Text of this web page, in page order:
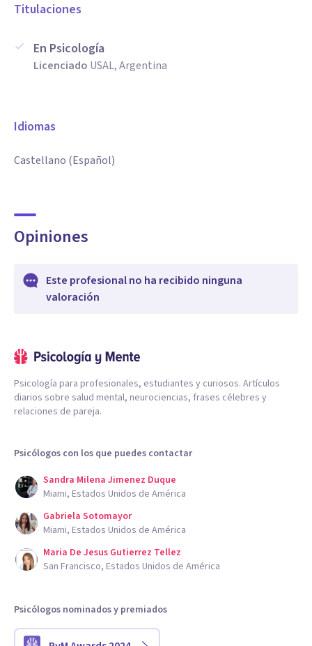
Titulaciones
En Psicología
Licenciado USAL, Argentina
Idiomas
Castellano (Español)
Opiniones
Este profesional no ha recibido ninguna
valoración
Psicología para profesionales, estudiantes y curiosos. Artículos
diarios sobre salud mental, neurociencias, frases célebres y
relaciones de pareja.
Psicólogos con los que puedes contactar
Sandra Milena Jimenez Duque
Miami, Estados Unidos de América
Gabriela Sotomayor
Miami, Estados Unidos de América
Maria De Jesus Gutierrez Tellez
San Francisco, Estados Unidos de América
Psicólogos nominados y premiados